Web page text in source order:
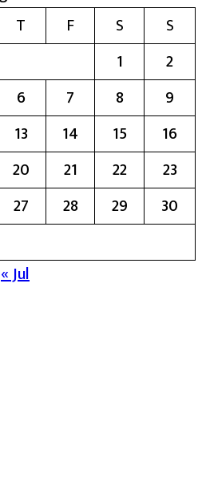
T F S
S
1
2
6 7 8
9
13 14 15
16
20 21 22
23
27 28 29
30
« Jul